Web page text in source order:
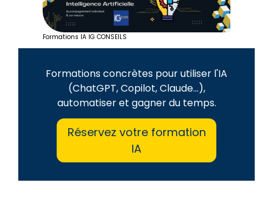
Formations IA IG CONSEILS
Formations concrètes pour utiliser l'IA
(ChatGPT, Copilot, Claude...),
automatiser et gagner du temps.
Réservez votre formation
IA